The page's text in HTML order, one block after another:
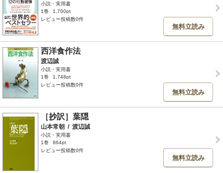
小説・実用書
1巻
1,700pt
レビュー投稿数0件
無料立読み
西洋食作法
渡辺誠
小説・実用書
1巻
1,748pt
レビュー投稿数0件
無料立読み
［抄訳］葉隠
山本常朝 / 渡辺誠
小説・実用書
1巻
864pt
レビュー投稿数0件
無料立読み